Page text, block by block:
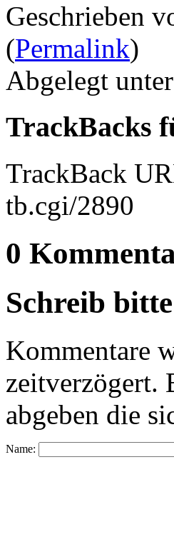
Geschrieben
(Permalink)
Abgelegt unter
TrackBacks
TrackBack
tb.cgi/2890
0
Schreib
Kommentare
zeitverzögert.
abgeben die
Name: